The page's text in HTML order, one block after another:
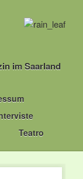
im Saarland
Teatro